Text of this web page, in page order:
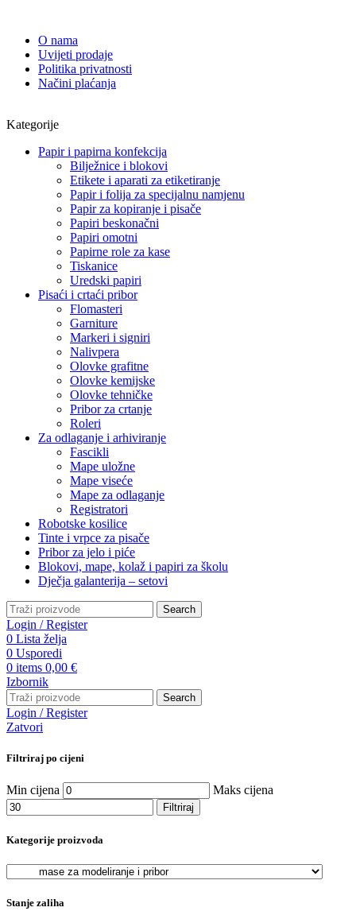
O nama
Uvijeti prodaje
Politika privatnosti
Načini plaćanja
Kategorije
Papir i papirna konfekcija
Bilježnice i blokovi
Etikete i aparati za etiketiranje
Papir i folija za specijalnu namjenu
Papir za kopiranje i pisače
Papiri beskonačni
Papiri omotni
Papirne role za kase
Tiskanice
Uredski papiri
Pisaći i crtaći pribor
Flomasteri
Garniture
Markeri i signiri
Nalivpera
Olovke grafitne
Olovke kemijske
Olovke tehničke
Pribor za crtanje
Roleri
Za odlaganje i arhiviranje
Fascikli
Mape uložne
Mape viseće
Mape za odlaganje
Registratori
Robotske kosilice
Tinte i vrpce za pisače
Pribor za jelo i piće
Blokovi, mape, kolaž i papiri za školu
Dječja galanterija – setovi
Search
Login / Register
0 Lista želja
0 Usporedi
0 items 0,00 €
Izbornik
Search
Login / Register
Zatvori
Filtriraj po cijeni
Min cijena Maks cijena
Filtriraj
Kategorije proizvoda
Stanje zaliha